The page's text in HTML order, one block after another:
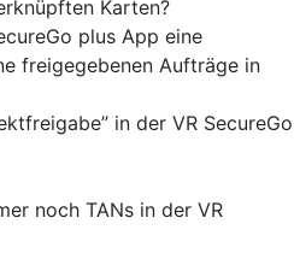
Karten?
plus App eine
freigegebenen Aufträge in
in der VR SecureGo
noch TANs in der VR